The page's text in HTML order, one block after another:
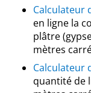
Calculateur
en ligne la
plâtre
mètres
Calculateur
quantité de